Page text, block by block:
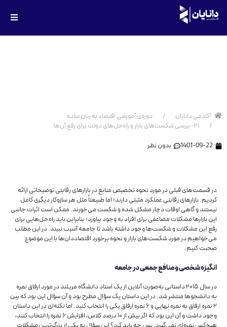
آکادمی دانایان
دوره‌ی آموزشی اقتصاد به زبان ساده
۲۱- بررسی شکست‌های بازار و راه‌حل‌های دولت برای رفع آن‌ها
1401-09-22
بدون نظر
در قسمت‌‌‌‌‌‌‌‌‌‌‌‌‌‌های قبلی در مورد نحوه تخصیص منابع در بازارهای رقابتی توضیحاتی ارائه
کردیم. بازارهای رقابتی عملکرد مثبتی دارند؛ اما طبیعتاً مثل هر سازوکار دیگری کامل
نیستند و گاهی اوقات دچار مشکل شده و شکست می‌خورند. ممکن است اثرات جانبی
این بازارها مشکلات مضاعفی برای افراد به وجود بیاورد؛ بنابراین باید راه‌حل‌هایی برای
رفع این مشکلات و شکست‌ها وجود داشته باشد تا جامعه آسیب نبیند. در این مطلب
می‌خواهیم در مورد شکست‌های بازار و نحوه برخورد اقتصاددان‌ها با این موضوع
صحبت کنیم.
انگیزه شخصی و منافع جمعی در جامعه
در سال ۲۰۱۵ داستانی به‌صورت آنلاین از یک استاد دانشگاه مریلند در مورد ارفاق نمره
به دانشجوها منتشر شد. در این داستان یک سؤال مطرح بود و آن سؤال این بود که بین
۲ نمره ارفاق به نمره نهایی و ۶ نمره ارفاق یکی را انتخاب کنید. اما نکته‌ای در این داستان
وجود داشت و آن این بود که اگر بیش از ۱۰ درصد کلاس، افزایش ۶ نمره را انتخاب کنند،